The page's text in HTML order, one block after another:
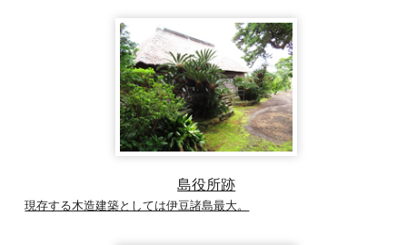
島役所跡
現存する木造建築としては伊豆諸島最大。